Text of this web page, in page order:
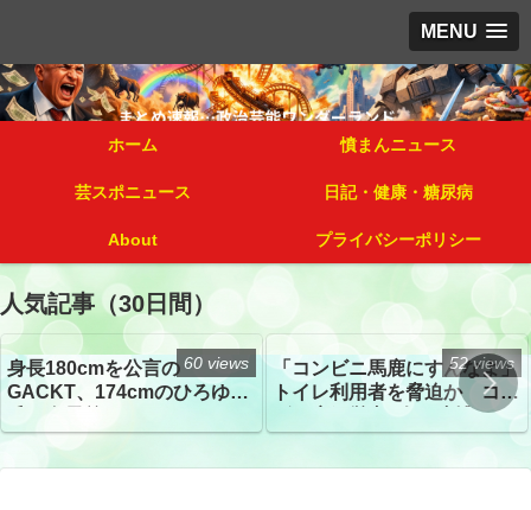
MENU
ホーム 憤まんニュース
芸スポニュース 日記・健康・糖尿病
About プライバシーポリシー
人気記事（30日間）
身長180cmを公言の
GACKT、174cmのひろゆき
トざわつき イベントでの写
真が話題
60 views
「コンビニ馬鹿にすんなよ」
トイレ利用者を脅迫か コン
52 views